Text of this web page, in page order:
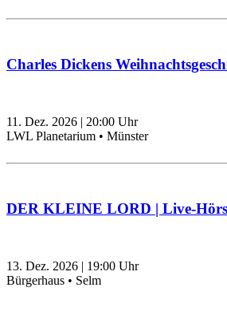
Charles Dickens
11. Dez. 2026 | 20:00 Uhr
LWL Planetarium • Münster
DER KLEINE LORD | Live-
13. Dez. 2026 | 19:00 Uhr
Bürgerhaus • Selm